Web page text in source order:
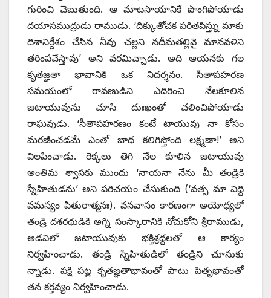
గురించి చెబుతుంది. ఆ మాటసాయానికే పొంగిపోయాడు
దయాసముద్రుడు రాముడు. ‘దిక్కుతోచక పరితపిస్త్ను మాకు
దిశానిర్దేశం చేసిన నీవు చల్లని నదీమతల్లివై మానవళిని
తరింపచేస్తావు’ అని వరమిచ్చాడు. అది ఆయనకు గల
కృతజ్ఞతా భావానికి ఒక నిదర్శనం. సీతాపహరణ
సమయంలో రావణుడిని ఎదిరించి నేలకూలిన
జటాయువును చూసి దుఃఖంతో చలించిపోయాడు
రాఘవుడు. ‘సీతాపహరణం కంటే టాయువు నా కోసం
మరణించడమే ఎంతో బాధ కలిగిస్తోంది లక్ష్మణా!’ అని
విలపించాడు. రెక్కలు తెగి నేల కూలిన జటాయువు
అంతిమ శ్వాసకు ముందు ‘నాయనా నేను మీ తండ్రికి
స్నేహితుడను’ అని పరిచయం చేసుకుంది (‘వత్స మా విద్ధి
వమస్యం పితురాత్మనః). వనవాసం కారణంగా అయోధ్యలో
తండ్రి దశరథుడికి అగ్ని సంస్కారానికి నోచుకోని శ్రీరాముడు,
అడవిలో జటాయువుకు భక్తిశ్రద్ధలతో ఆ కార్యం
నిర్వహించాడు. తండ్రి స్నేహితుడిలో తండ్రిని చూసుకు
న్నాడు. పక్షి పట్ల కృతజ్ఞతాభావంతో పాటు పితృభావంతో
తన కర్తవ్యం నిర్వహించాడు.